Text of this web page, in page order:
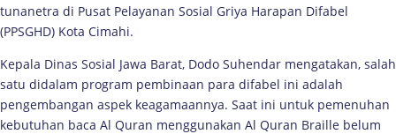
tunanetra di Pusat Pelayanan Sosial Griya Harapan Difabel
(PPSGHD) Kota Cimahi.
Kepala Dinas Sosial Jawa Barat, Dodo Suhendar mengatakan, salah
satu didalam program pembinaan para difabel ini adalah
pengembangan aspek keagamaannya. Saat ini untuk pemenuhan
kebutuhan baca Al Quran menggunakan Al Quran Braille belum